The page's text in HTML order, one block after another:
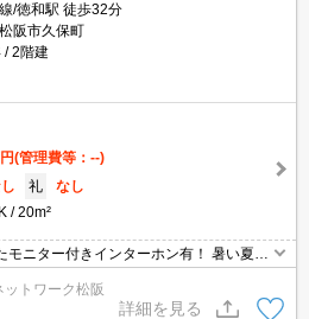
/徳和駅 徒歩32分
阪市久保町
2階建
(管理費等：--)
礼
なし
20m²
ニター付きインターホン有！ 暑い夏・
♪エアコン付き物件ならオールシーズン快
トワーク松阪
詳細を見る